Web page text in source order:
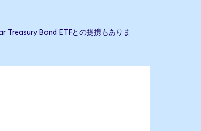
Treasury Bond ETFとの提携もありま